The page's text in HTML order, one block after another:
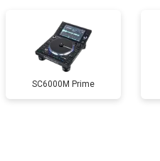
SC6000M Prime